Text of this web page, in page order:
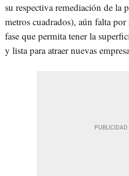
su respectiva remediación de la
metros cuadrados), aún falta
fase que permita tener la
y lista para atraer nuevas